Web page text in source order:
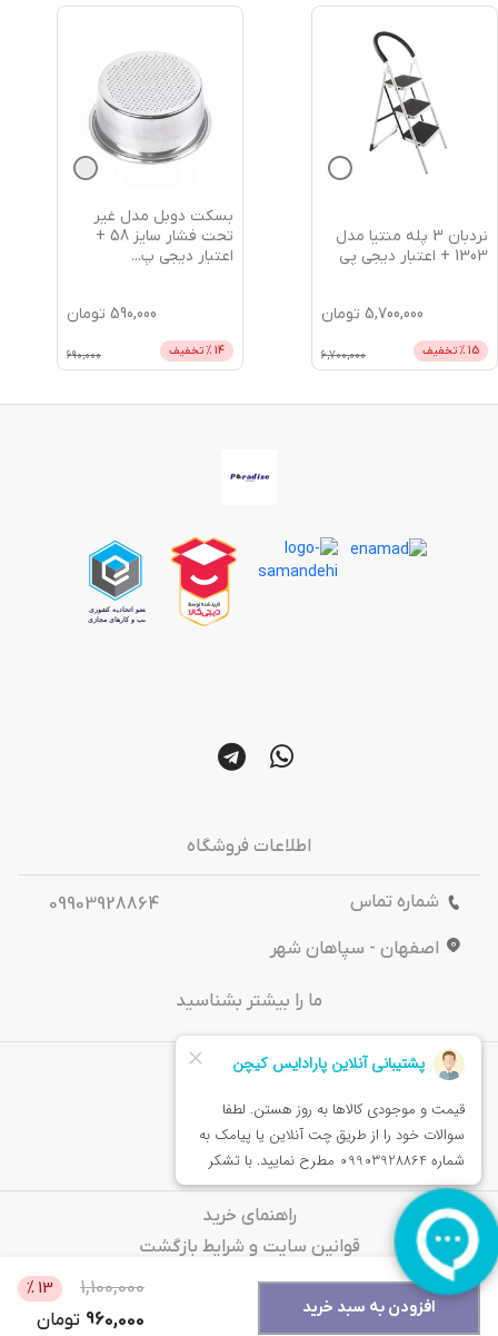
افزودن به سبد خرید
1,100,000
13
%
960,000 تومان
مدل
6,700,000
بسکت دوبل مدل غیر
تحت فشار سایز 58 +
اعتبار دیجی پ
14% تخفیف 690,000
بسکت سینگل
14% تخفیف
اطلاعات فروشگاه
شماره تماس
09903928864
اصفهان - سپاهان شهر
ما را بیشتر بشناسید
درباره‌ ما
تماس باما
خدمات مشتریان
راهنمای خرید
قوانین سایت و شرایط بازگشت
سوالات متداول